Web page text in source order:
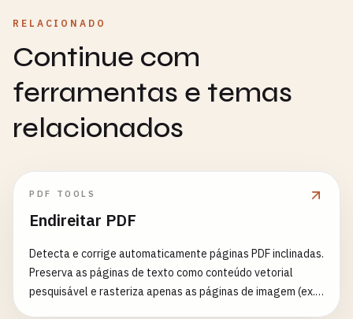
RELACIONADO
Continue com
ferramentas e temas
relacionados
PDF TOOLS
Endireitar PDF
Detecta e corrige automaticamente páginas PDF inclinadas.
Preserva as páginas de texto como conteúdo vetorial
pesquisável e rasteriza apenas as páginas de imagem (ex.